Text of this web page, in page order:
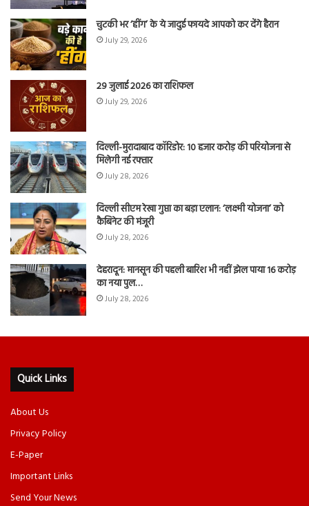
चुटकी भर ‘हींग’ के ये जादुई फायदे आपको कर देंगे हैरान
July 29, 2026
29 जुलाई 2026 का राशिफल
July 29, 2026
दिल्ली-मुरादाबाद कॉरिडोर: 10 हजार करोड़ की परियोजना से
मिलेगी नई रफ्तार
July 28, 2026
दिल्ली सीएम रेखा गुप्ता का बड़ा एलान: ‘लक्ष्मी योजना’ को
कैबिनेट की मंजूरी
July 28, 2026
देहरादून: मानसून की पहली बारिश भी नहीं झेल पाया 16 करोड़
का नया पुल…
July 28, 2026
Quick Links
About Us
Privacy Policy
E-Paper
Important Links
Send Your News